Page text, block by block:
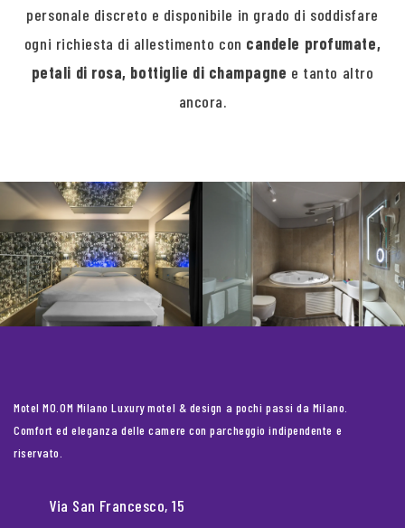
personale discreto e disponibile in grado di soddisfare
ogni richiesta di allestimento con candele profumate,
petali di rosa, bottiglie di champagne e tanto altro
ancora.
Motel MO.OM Milano Luxury motel & design a pochi passi da Milano.
Comfort ed eleganza delle camere con parcheggio indipendente e
riservato.
Via San Francesco, 15